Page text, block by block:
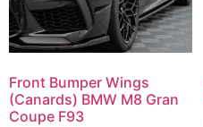
Front Bumper Wings
(Canards) BMW M8 Gran
Coupe F93